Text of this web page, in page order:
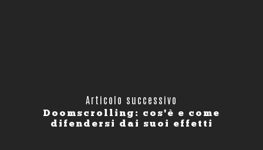
Articolo successivo
Doomscrolling: cos'è e come
difendersi dai suoi effetti